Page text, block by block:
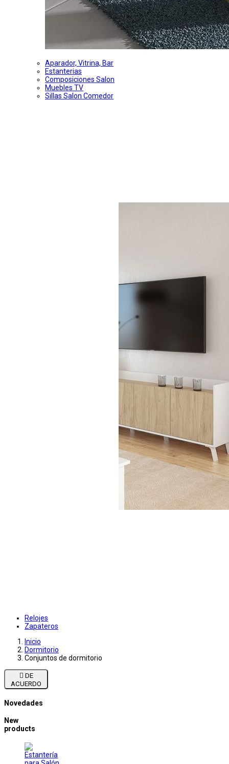
Aparador, Vitrina, Bar
Estanterias
Composiciones Salon
Muebles TV
Sillas Salon Comedor
Relojes
Zapateros
Inicio
Dormitorio
Conjuntos de dormitorio

ACUERDO
Novedades
New
products